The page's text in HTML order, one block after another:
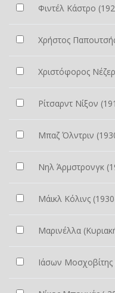
Φιντέλ Κάστρο
Χρήστος
Χριστόφορος
Ρίτσαρντ Νίξον
Μπαζ Όλντριν
Νηλ Άρμστρονγκ
Μάικλ Κόλινς
Μαρινέλλα
Ιάσων Μοσχοβίτης